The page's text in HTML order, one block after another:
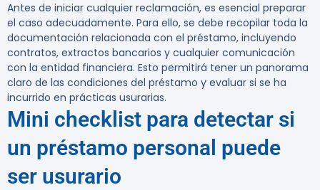
Antes de iniciar cualquier reclamación, es esencial preparar
el caso adecuadamente. Para ello, se debe recopilar toda la
documentación relacionada con el préstamo, incluyendo
contratos, extractos bancarios y cualquier comunicación
con la entidad financiera. Esto permitirá tener un panorama
claro de las condiciones del préstamo y evaluar si se ha
incurrido en prácticas usurarias.
Mini checklist para detectar si
un préstamo personal puede
ser usurario